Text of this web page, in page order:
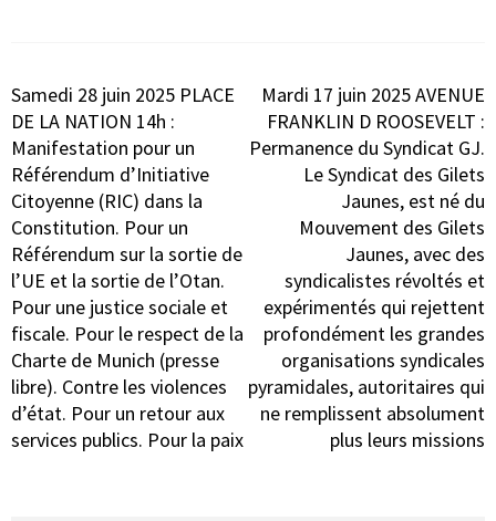
Navigation
de
l’article
Samedi 28 juin 2025 PLACE
DE LA NATION 14h :
Manifestation pour un
Référendum d’Initiative
Citoyenne (RIC) dans la
Constitution. Pour un
Référendum sur la sortie de
l’UE et la sortie de l’Otan.
Pour une justice sociale et
fiscale. Pour le respect de la
Charte de Munich (presse
libre). Contre les violences
d’état. Pour un retour aux
services publics. Pour la paix
Mardi 17 juin 2025 AVENUE
FRANKLIN D ROOSEVELT :
Permanence du Syndicat GJ.
Le Syndicat des Gilets
Jaunes, est né du
Mouvement des Gilets
Jaunes, avec des
syndicalistes révoltés et
expérimentés qui rejettent
profondément les grandes
organisations syndicales
pyramidales, autoritaires qui
ne remplissent absolument
plus leurs missions